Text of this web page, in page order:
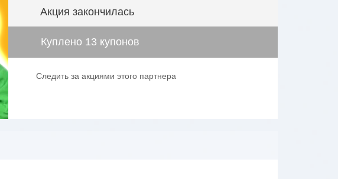
Акция закончилась
Куплено 13 купонов
Следить за акциями этого партнера